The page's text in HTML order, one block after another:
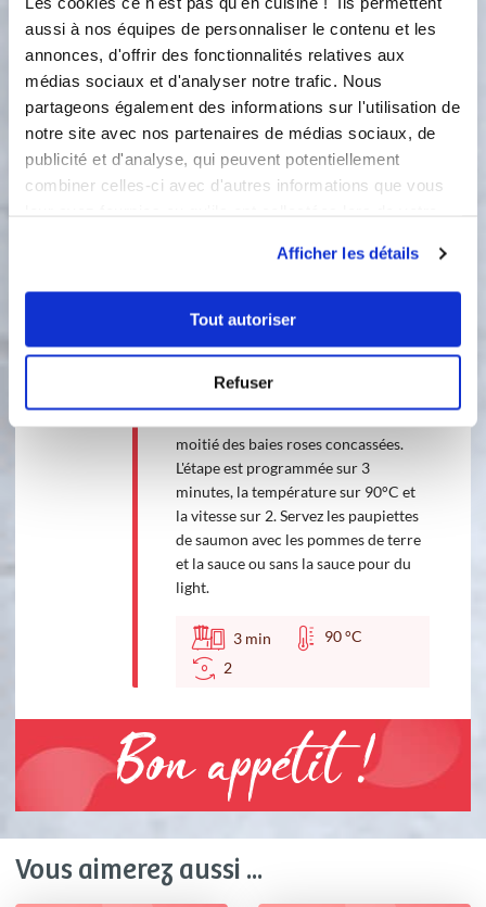
aussi à nos équipes de personnaliser le contenu et les
annonces, d'offrir des fonctionnalités relatives aux
médias sociaux et d'analyser notre trafic. Nous
partageons également des informations sur l'utilisation de
notre site avec nos partenaires de médias sociaux, de
publicité et d'analyse, qui peuvent potentiellement
combiner celles-ci avec d'autres informations que vous
Afficher les détails
Tout autoriser
Refuser
blanc,et l'eau dans le bol. Disposez les
pommes de terre dans le panier inox.
Salez. Disposez le cuit vapeur sur le
bol. L'étape est programmée sur 20
minutes, la température sur 120°C et
la vitesse sur 2. Vérifiez la cuisson et
programmez quelques minutes de
plus si nécessaire.
6
En fin de cuisson, retirez le panier
inox et le cuit-vapeur et maintenez-
les au chaud. Versez les pluches
moitié des baies roses concassées.
L'étape est programmée sur 3
minutes, la température sur 90°C et
la vitesse sur 2. Servez les paupiettes
de saumon avec les pommes de terre
et la sauce ou sans la sauce pour du
light.
3 min
90 °C
2
Bon appétit !
Vous aimerez aussi ...